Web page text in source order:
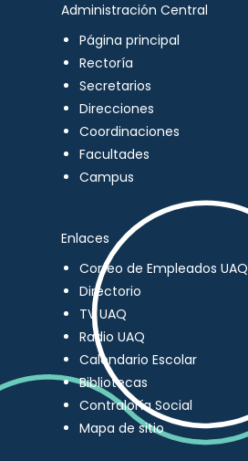
Administración Central
Página principal
Rectoría
Secretarios
Direcciones
Coordinaciones
Facultades
Campus
Enlaces
Correo de Empleados UAQ
Directorio
TV UAQ
Radio UAQ
Calendario Escolar
Bibliotecas
Contraloría Social
Mapa de sitio